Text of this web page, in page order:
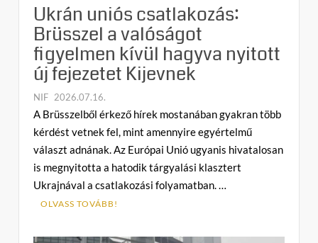
Ukrán uniós csatlakozás:
Brüsszel a valóságot
figyelmen kívül hagyva nyitott
új fejezetet Kijevnek
NIF 2026.07.16.
o
m
m
e
n
t
Ukrán
A Brüsszelből érkező hírek mostanában gyakran több
kérdést vetnek fel, mint amennyire egyértelmű
választ adnának. Az Európai Unió ugyanis hivatalosan
is megnyitotta a hatodik tárgyalási klasztert
Ukrajnával a csatlakozási folyamatban. …
OLVASS TOVÁBB!